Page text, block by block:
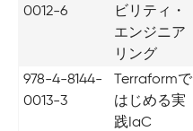
0012-6
ビリティ・
エンジニア
リング
978-4-8144-
0013-3
Terraformで
はじめる実
践IaC